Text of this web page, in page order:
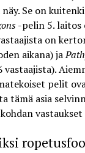
Se on
-pelin 5. laitos
on
aikana) ja
vastaajista).
pelit
tämä asia